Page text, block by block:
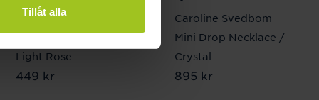
Tillåt alla
Caroline Svedbom
Amelia Stud Earrings /
Light Rose
Pris:449 kr
449 kr
Caroline Svedbom
Mini Drop Necklace /
Crystal
Pris:895 kr
895 kr